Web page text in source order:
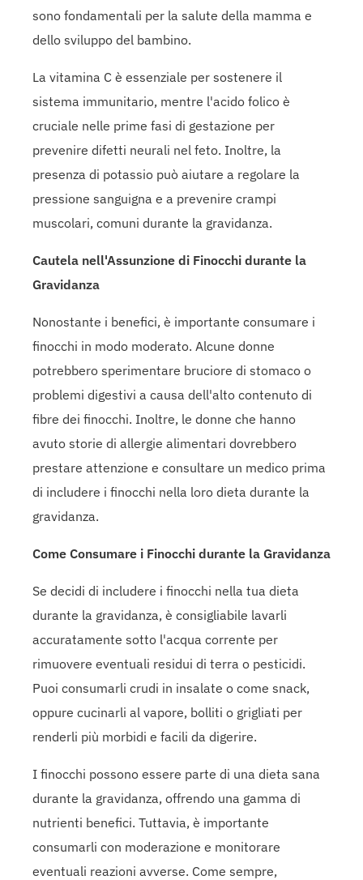
sono fondamentali per la salute della mamma e
dello sviluppo del bambino.
La vitamina C è essenziale per sostenere il
sistema immunitario, mentre l'acido folico è
cruciale nelle prime fasi di gestazione per
prevenire difetti neurali nel feto. Inoltre, la
presenza di potassio può aiutare a regolare la
pressione sanguigna e a prevenire crampi
muscolari, comuni durante la gravidanza.
Cautela nell'Assunzione di Finocchi durante la
Gravidanza
Nonostante i benefici, è importante consumare i
finocchi in modo moderato. Alcune donne
potrebbero sperimentare bruciore di stomaco o
problemi digestivi a causa dell'alto contenuto di
fibre dei finocchi. Inoltre, le donne che hanno
avuto storie di allergie alimentari dovrebbero
prestare attenzione e consultare un medico prima
di includere i finocchi nella loro dieta durante la
gravidanza.
Come Consumare i Finocchi durante la Gravidanza
Se decidi di includere i finocchi nella tua dieta
durante la gravidanza, è consigliabile lavarli
accuratamente sotto l'acqua corrente per
rimuovere eventuali residui di terra o pesticidi.
Puoi consumarli crudi in insalate o come snack,
oppure cucinarli al vapore, bolliti o grigliati per
renderli più morbidi e facili da digerire.
I finocchi possono essere parte di una dieta sana
durante la gravidanza, offrendo una gamma di
nutrienti benefici. Tuttavia, è importante
consumarli con moderazione e monitorare
eventuali reazioni avverse. Come sempre,